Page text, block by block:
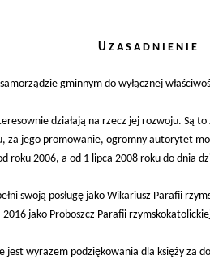
U Z A S A D N I E N I E
gminnym do wyłącznej
działają na rzecz jej rozwoju. Są
za jego promowanie, ogromny autorytet
roku 2006, a od 1 lipca 2008 roku do dnia
swoją posługę jako Wikariusz Parafii
2016 jako Proboszcz Parafii
wyrazem podziękowania dla księży za